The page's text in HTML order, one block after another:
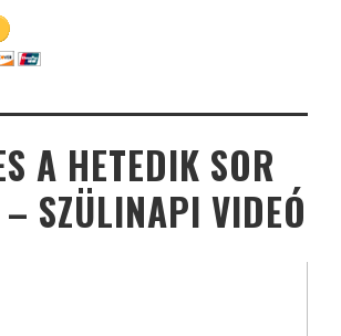
A HETEDIK SOR
– SZÜLINAPI VIDEÓ